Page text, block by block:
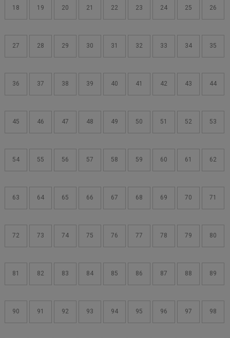
18 19 20 21 22 23 24 25 26
27 28 29 30 31 32 33 34 35
36 37 38 39 40 41 42 43 44
45 46 47 48 49 50 51 52 53
54 55 56 57 58 59 60 61 62
63 64 65 66 67 68 69 70 71
72 73 74 75 76 77 78 79 80
81 82 83 84 85 86 87 88 89
90 91 92 93 94 95 96 97 98